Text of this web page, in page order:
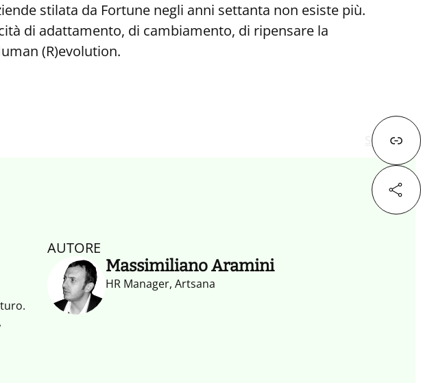
stilata da Fortune negli anni settanta non esiste più.
di adattamento, di cambiamento, di ripensare la
(R)evolution.
Successivo
AUTORE
Massimiliano Aramini
HR Manager, Artsana